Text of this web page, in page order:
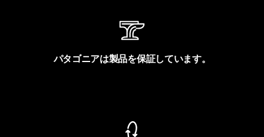
パタゴニアは製品を保証しています。